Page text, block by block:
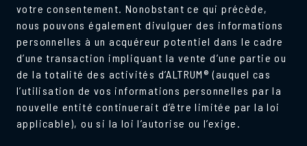
votre consentement. Nonobstant ce qui précède,
nous pouvons également divulguer des informations
personnelles à un acquéreur potentiel dans le cadre
d’une transaction impliquant la vente d’une partie ou
de la totalité des activités d’ALTRUM® (auquel cas
l’utilisation de vos informations personnelles par la
nouvelle entité continuerait d’être limitée par la loi
applicable), ou si la loi l’autorise ou l’exige.